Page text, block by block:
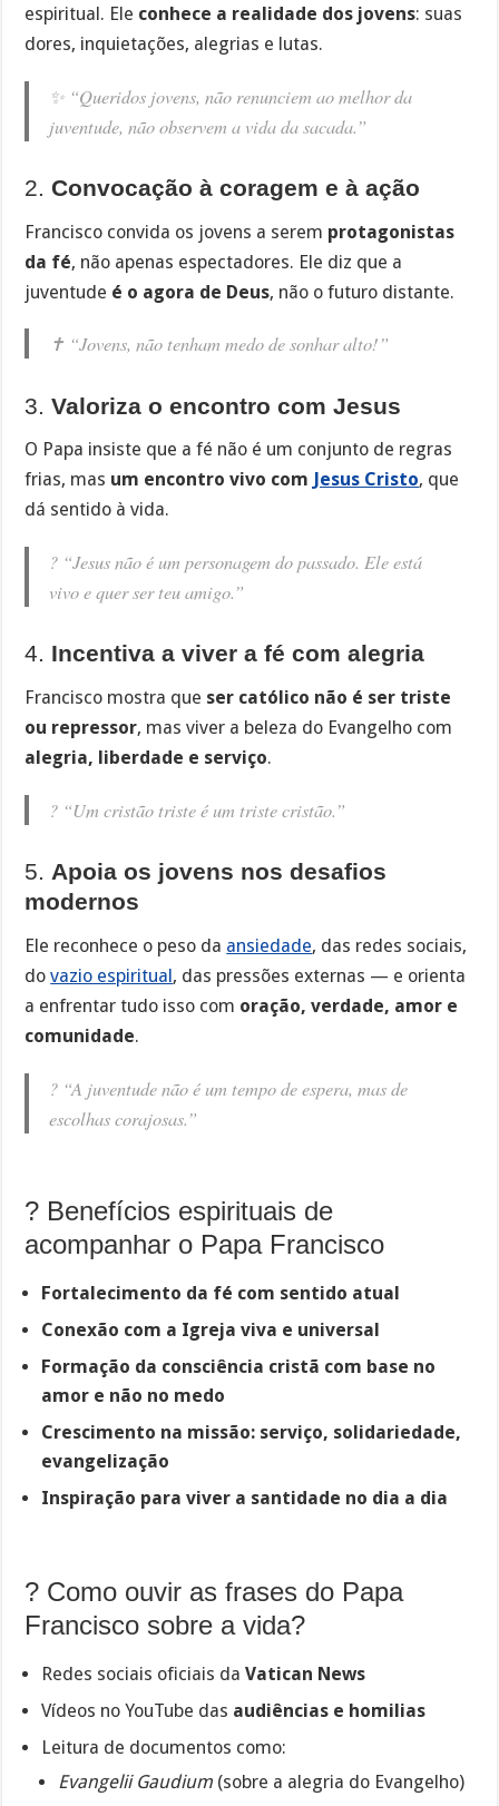
espiritual. Ele conhece a realidade dos jovens: suas
dores, inquietações, alegrias e lutas.
✨ “Queridos jovens, não renunciem ao melhor da
juventude, não observem a vida da sacada.”
2. Convocação à coragem e à ação
Francisco convida os jovens a serem protagonistas
da fé, não apenas espectadores. Ele diz que a
juventude é o agora de Deus, não o futuro distante.
✝️ “Jovens, não tenham medo de sonhar alto!”
3.Valoriza o encontro com Jesus
O Papa insiste que a fé não é um conjunto de regras
frias, mas um encontro vivo com Jesus Cristo, que
dá sentido à vida.
? “Jesus não é um personagem do passado. Ele está
vivo e quer ser teu amigo.”
4. Incentiva a viver a fé com alegria
Francisco mostra que ser católico não é ser triste
ou repressor, mas viver a beleza do Evangelho com
alegria, liberdade e serviço.
? “Um cristão triste é um triste cristão.”
5. Apoia os jovens nos desafios
modernos
Ele reconhece o peso da ansiedade, das redes sociais,
dovazio espiritual, das pressões externas — e orienta
a enfrentar tudo isso com oração, verdade, amor e
comunidade.
? “A juventude não é um tempo de espera, mas de
escolhas corajosas.”
? Benefícios espirituais de
acompanhar o Papa Francisco
Fortalecimento da fé com sentido atual
Conexão com a Igreja viva e universal
Formação da consciência cristã com base no
amor e não no medo
Crescimento na missão: serviço, solidariedade,
evangelização
Inspiração para viver a santidade no dia a dia
? Como ouvir as frases do Papa
Francisco sobre a vida?
Redes sociais oficiais daVatican News
Vídeos no YouTube das audiências e homilias
Leitura de documentos como:
Evangelii Gaudium (sobre a alegria do Evangelho)